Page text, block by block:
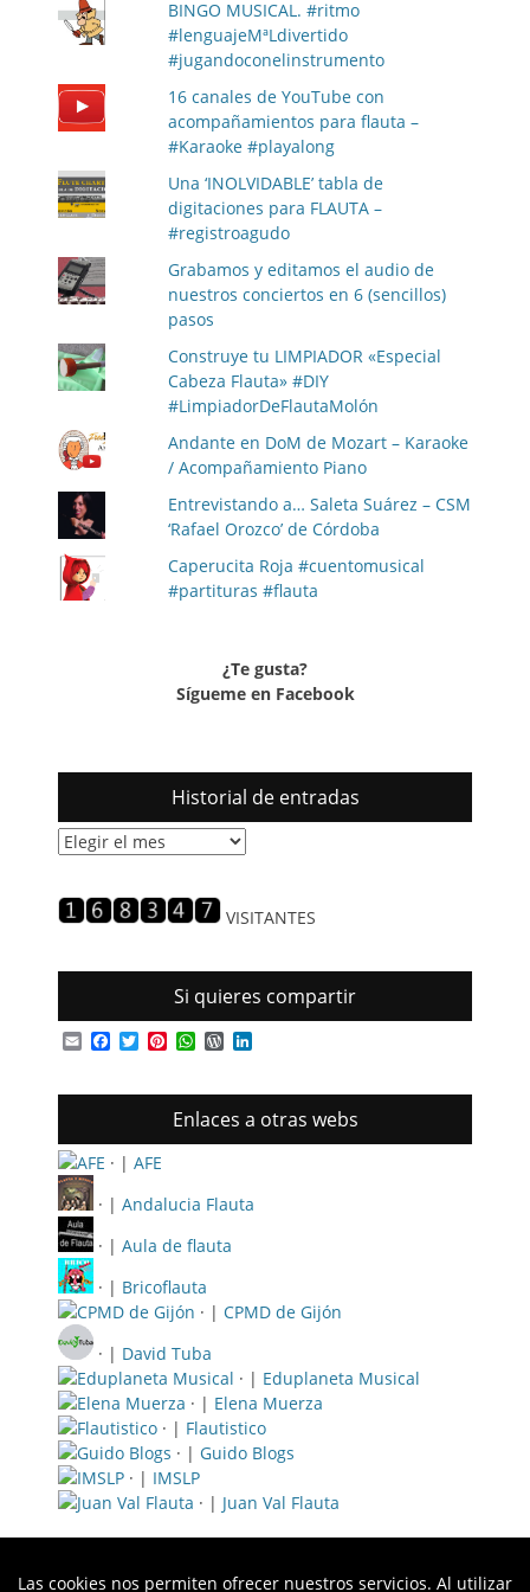
BINGO MUSICAL. #ritmo
#lenguajeMªLdivertido
#jugandoconelinstrumento
16 canales de YouTube con
acompañamientos para flauta –
#Karaoke #playalong
Una ‘INOLVIDABLE’ tabla de
digitaciones para FLAUTA –
#registroagudo
Grabamos y editamos el audio de
nuestros conciertos en 6 (sencillos)
pasos
Construye tu LIMPIADOR «Especial
Cabeza Flauta» #DIY
#LimpiadorDeFlautaMolón
Andante en DoM de Mozart – Karaoke
/ Acompañamiento Piano
Entrevistando a… Saleta Suárez – CSM
‘Rafael Orozco’ de Córdoba
Caperucita Roja #cuentomusical
#partituras #flauta
¿Te gusta?
Sígueme en Facebook
Historial de entradas
Historial
VISITANTES
Si quieres compartir
EmailFacebook
TwitterPinterest
WhatsApp
WordPress
Enlaces a otras webs
· | AFE
· | Andalucia Flauta
· | Aula de flauta
· | Bricoflauta
· | CPMD de Gijón
· | David Tuba
· | Eduplaneta Musical
· | Elena Muerza
· | Flautistico
· | Guido Blogs
· | IMSLP
· | Juan Val Flauta
Las cookies nos permiten ofrecer nuestros servicios. Al utilizar